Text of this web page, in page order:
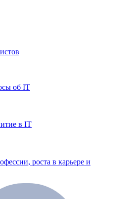
об IT
в IT
роста в карьере и